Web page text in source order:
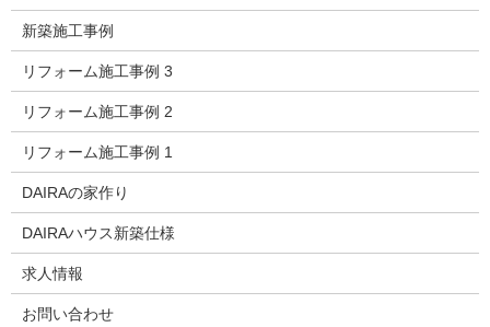
新築施工事例
リフォーム施工事例 3
リフォーム施工事例 2
リフォーム施工事例 1
DAIRAの家作り
DAIRAハウス新築仕様
求人情報
お問い合わせ